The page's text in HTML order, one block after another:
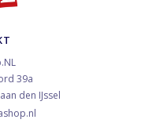
39a
den IJssel